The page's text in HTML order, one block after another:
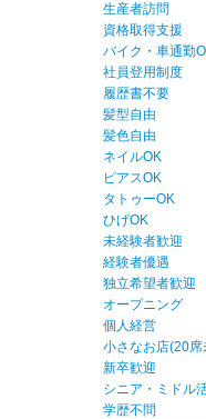
生産者訪問
資格取得支援
バイク・車通勤
社員登用制度
履歴書不要
髪型自由
髪色自由
ネイルOK
ピアスOK
タトゥーOK
ひげOK
未経験者歓迎
経験者優遇
独立希望者歓迎
オープニング
個人経営
小さなお店(20席
新卒歓迎
シニア・ミドル
学歴不問